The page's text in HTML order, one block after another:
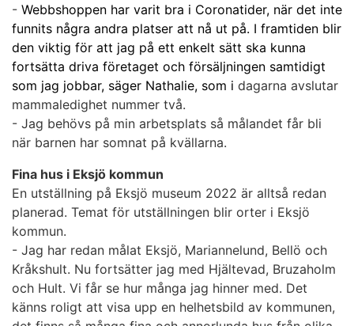
- Webbshoppen har varit bra i Coronatider, när det inte
funnits några andra platser att nå ut på. I framtiden blir
den viktig för att jag på ett enkelt sätt ska kunna
fortsätta driva företaget och försäljningen samtidigt
som jag jobbar, säger Nathalie, som i dagarna avslutar
mammaledighet nummer två.
- Jag behövs på min arbetsplats så målandet får bli
när barnen har somnat på kvällarna.
Fina hus i Eksjö kommun
En utställning på Eksjö museum 2022 är alltså redan
planerad. Temat för utställningen blir orter i Eksjö
kommun.
- Jag har redan målat Eksjö, Mariannelund, Bellö och
Kråkshult. Nu fortsätter jag med Hjältevad, Bruzaholm
och Hult. Vi får se hur många jag hinner med. Det
känns roligt att visa upp en helhetsbild av kommunen,